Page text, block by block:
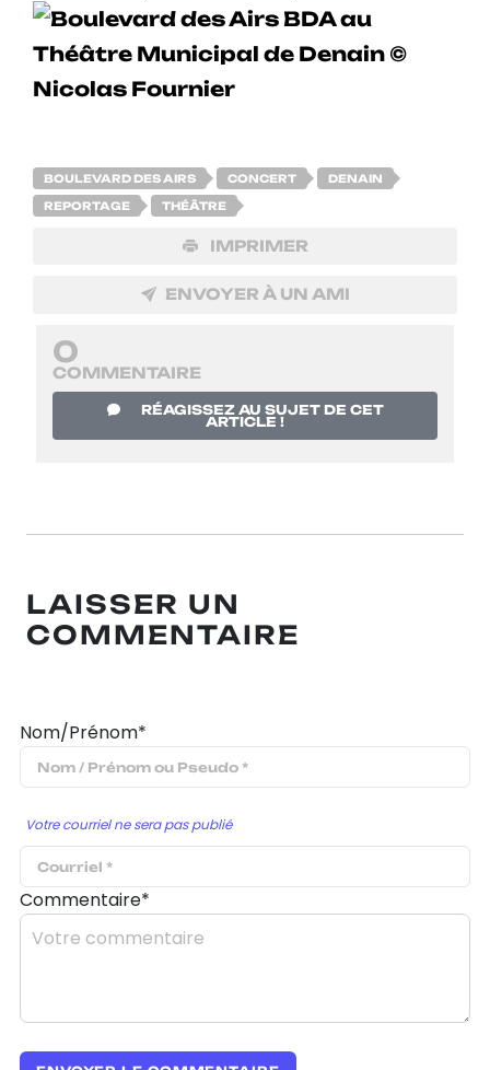
BOULEVARD DES AIRS CONCERT DENAIN
REPORTAGE THÉÂTRE
IMPRIMER
ENVOYER À UN AMI
0
COMMENTAIRE
RÉAGISSEZ AU SUJET DE CET
ARTICLE !
LAISSER UN
COMMENTAIRE
Nom/Prénom*
Votre courriel ne sera pas publié
Commentaire*